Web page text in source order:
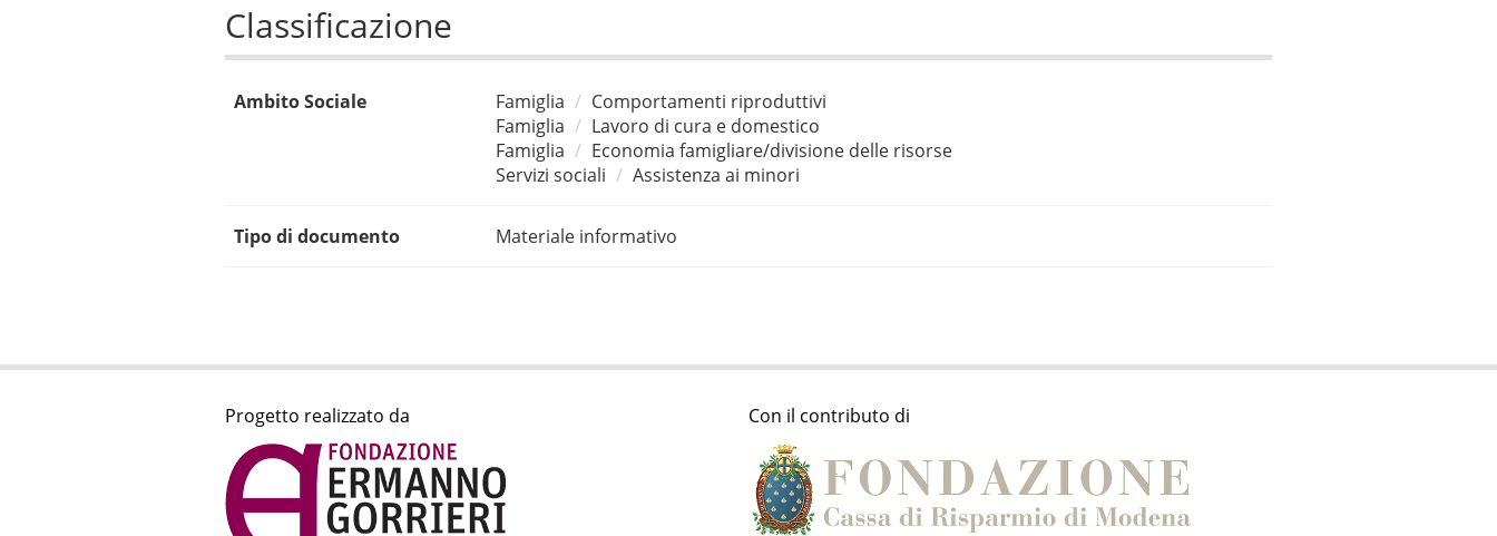
Classificazione
Ambito Sociale Famiglia
Comportamenti riproduttivi
Famiglia
Lavoro di cura e domestico
Famiglia
Economia famigliare/divisione delle risorse
Servizi sociali
Assistenza ai minori
Tipo di documento Materiale informativo
Progetto realizzato da Con il contributo di